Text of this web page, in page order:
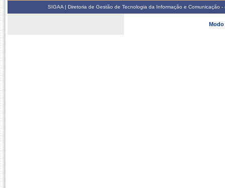
SIGAA | Diretoria de Gestão de Tecnologia da Informação e
Modo